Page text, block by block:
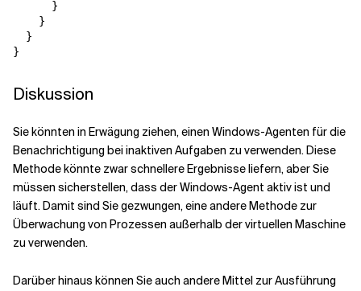
      }
    }
  }
Diskussion
Sie könnten in Erwägung ziehen, einen Windows-Agenten für die
Benachrichtigung bei inaktiven Aufgaben zu verwenden. Diese
Methode könnte zwar schnellere Ergebnisse liefern, aber Sie
müssen sicherstellen, dass der Windows-Agent aktiv ist und
läuft. Damit sind Sie gezwungen, eine andere Methode zur
Überwachung von Prozessen außerhalb der virtuellen Maschine
zu verwenden.
Darüber hinaus können Sie auch andere Mittel zur Ausführung